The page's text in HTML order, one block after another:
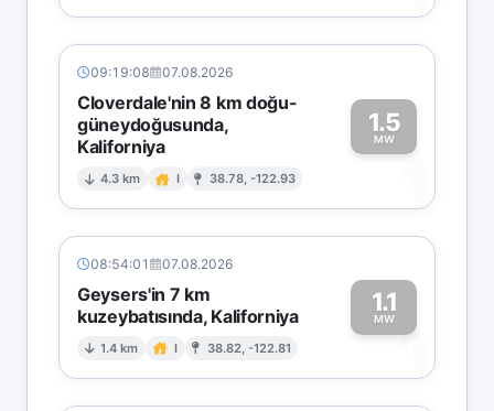
09:19:08 07.08.2026
Cloverdale'nin 8 km doğu-
güneydoğusunda,
Kaliforniya
4.3 km I 38.78, -122.93
1.5
MW
1
08:54:01 07.08.2026
Geysers'in 7 km
kuzeybatısında, Kaliforniya
1.4 km I 38.82, -122.81
1.1
MW1